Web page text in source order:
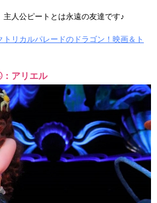
人公ピートとは永遠の友達です♪
トリカルパレードのドラゴン！映画＆ト
アリエル